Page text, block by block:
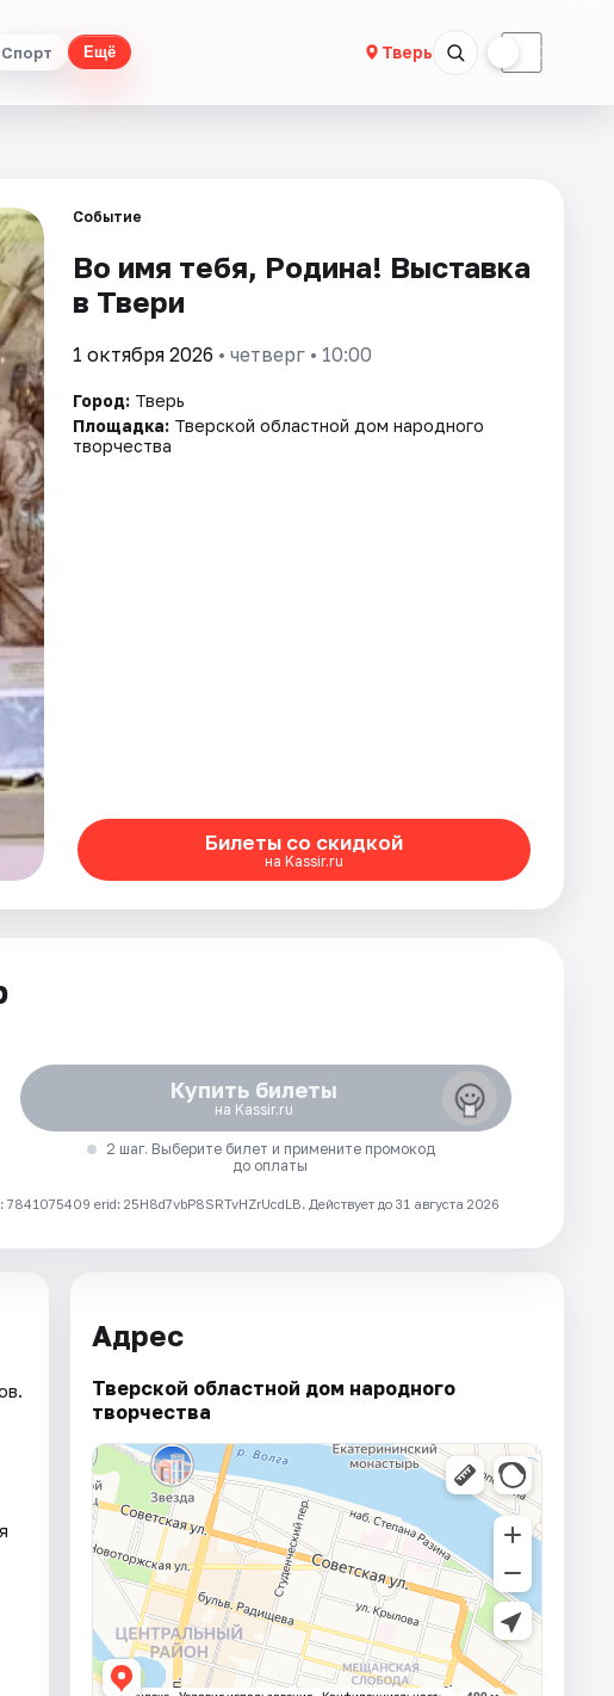
Спорт Ещё Тверь ☾
Событие
Во имя тебя, Родина! Выставка
в Твери
1 октября 2026 • четверг • 10:00
Город: Тверь
Площадка: Тверской областной дом народного
творчества
Билеты со скидкой
на Kassir.ru
Купить билеты
на Kassir.ru
2 шаг. Выберите билет и примените промокод
до оплаты
erid: 25H8d7vbP8SRTvHZrUcdLB. Действует до 31 августа 2026
Адрес
Тверской областной дом народного
творчества